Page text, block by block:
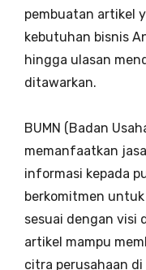
pembuatan artikel
kebutuhan bisnis
hingga ulasan
ditawarkan.
BUMN (Badan
memanfaatkan
informasi kepada
berkomitmen
sesuai dengan visi
artikel mampu
citra perusahaan